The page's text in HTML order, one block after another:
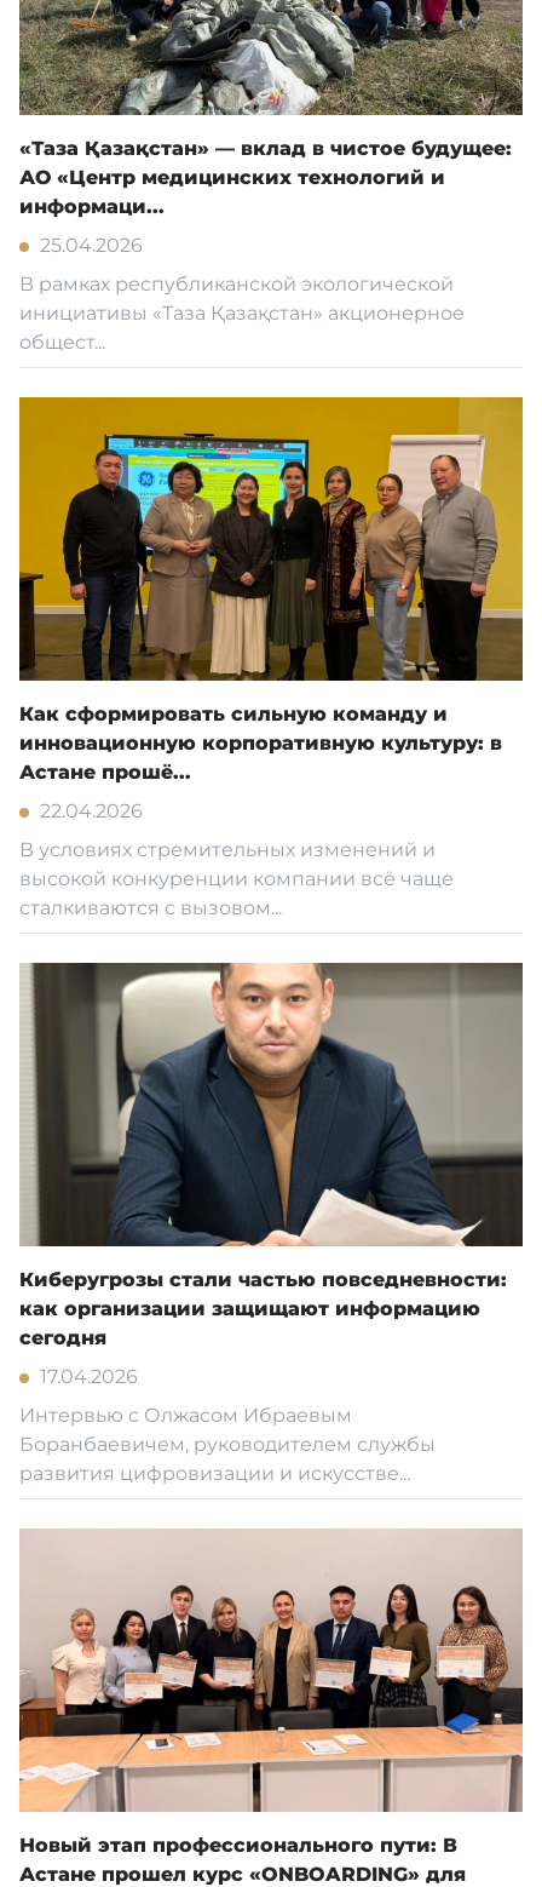
«Таза Қазақстан» — вклад в чистое будущее:
АО «Центр медицинских технологий и
информаци...
25.04.2026
В рамках республиканской экологической
инициативы «Таза Қазақстан» акционерное
общест...
Как сформировать сильную команду и
инновационную корпоративную культуру: в
Астане прошё...
22.04.2026
В условиях стремительных изменений и
высокой конкуренции компании всё чаще
сталкиваются с вызовом...
Киберугрозы стали частью повседневности:
как организации защищают информацию
сегодня
17.04.2026
Интервью с Олжасом Ибраевым
Боранбаевичем, руководителем службы
развития цифровизации и искусстве...
Новый этап профессионального пути: В
Астане прошел курс «ONBOARDING» для